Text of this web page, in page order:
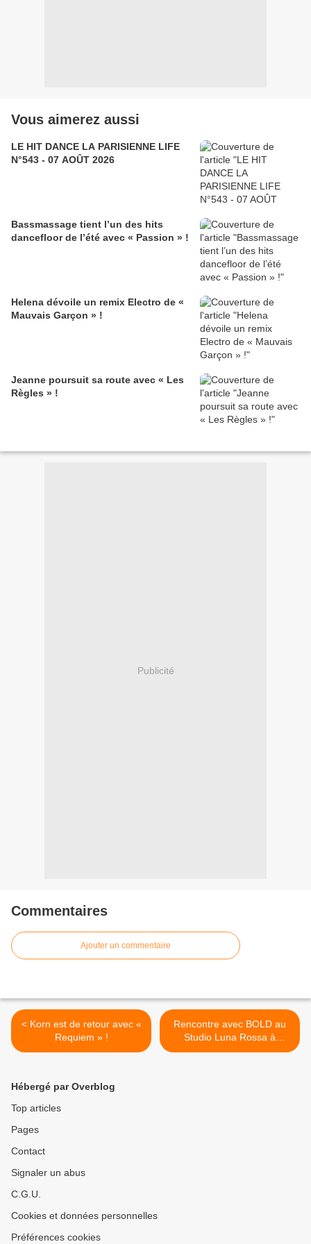
Vous aimerez aussi
LE HIT DANCE LA PARISIENNE LIFE
N°543 - 07 AOÛT 2026
Bassmassage tient l’un des hits
dancefloor de l’été avec « Passion » !
Helena dévoile un remix Electro de «
Mauvais Garçon » !
Jeanne poursuit sa route avec « Les
Règles » !
Publicité
Commentaires
Ajouter un commentaire
< Korn est de retour avec «
Requiem » !
Rencontre avec BOLD au
Studio Luna Rossa à
l’occasion de la parution de
Hébergé par Overblog
Top articles
Pages
Contact
Signaler un abus
C.G.U.
Cookies et données personnelles
Préférences cookies